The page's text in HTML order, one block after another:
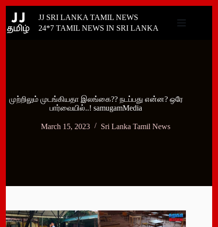
content
JJ SRI LANKA TAMIL NEWS
24*7 TAMIL NEWS IN SRI LANKA
முற்றிலும் முடங்கியதா இலங்கை?? நடப்பது என்ன? ஒரே
பார்வையில்..! samugamMedia
March 15, 2023 Sri Lanka Tamil News